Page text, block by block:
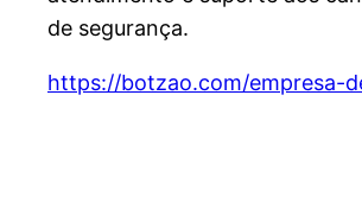
de segurança.
https://botzao.com/empresa-